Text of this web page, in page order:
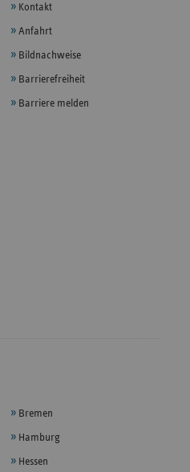
Kontakt
Anfahrt
Bildnachweise
Barrierefreiheit
Barriere melden
Bremen
Hamburg
Hessen